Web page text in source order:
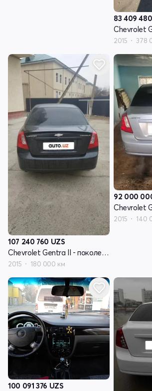
83 409 480
2015 378
107 240 760 UZS
Chevrolet Gentra II - поколение
2015 180 000 км
92 000
2015 140
100 091 376 UZS